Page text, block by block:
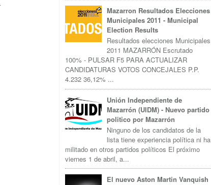
Mazarron Resultados Elecciones
Municipales 2011 - Municipal
Election Results
Resultados elecciones Municipales
2011 MAZARRÓN Escrutado
100% - PULSAR F5 PARA ACTUALIZAR
CANDIDATURAS VOTOS CONCEJALES P.P.
4.232 36,12% ...
Unión Independiente de
Mazarrón (UIDM) - Nuevo partido
politico por Mazarrón
Ninguno de los candidatos de la
lista tiene experiencia política ni ha
militado en otros partidos políticos El próximo
viernes 1 de abril, a...
El nuevo Aston Martin Vanquish